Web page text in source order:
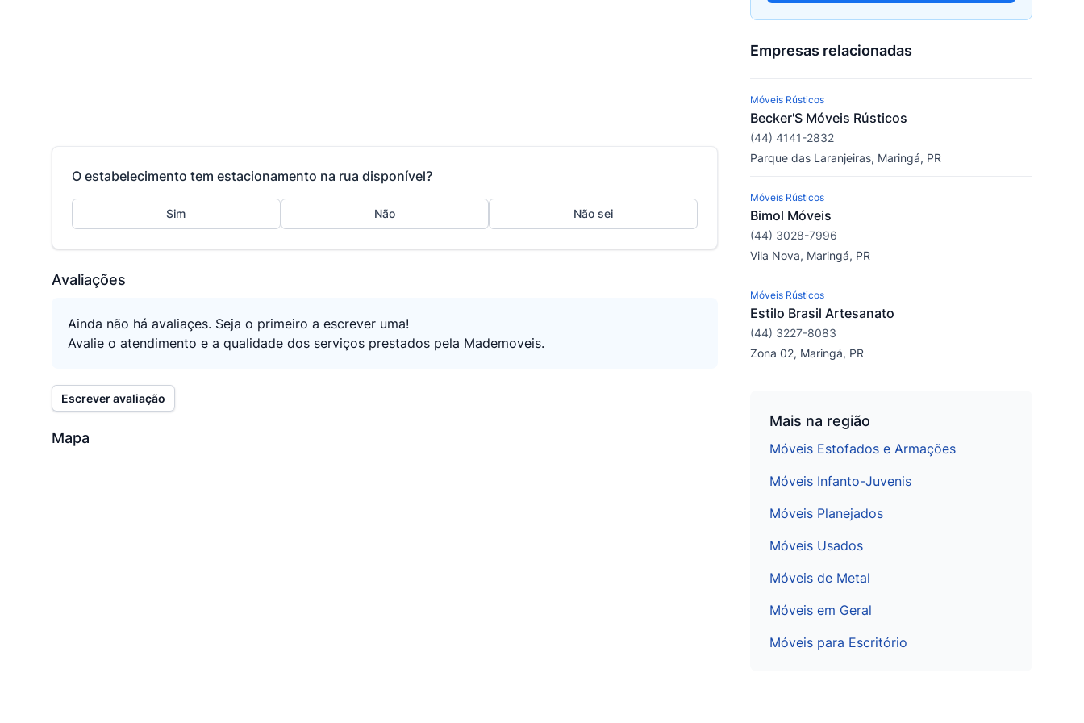
O estabelecimento tem estacionamento na rua disponível?
Sim Não Não sei
Avaliações
Ainda não há avaliaçes. Seja o primeiro a escrever uma!
Avalie o atendimento e a qualidade dos serviços prestados pela Mademoveis.
Escrever avaliação
Mapa
Empresas relacionadas
Móveis Rústicos
Becker'S Móveis Rústicos
(44) 4141-2832
Parque das Laranjeiras, Maringá, PR
Móveis Rústicos
Bimol Móveis
(44) 3028-7996
Vila Nova, Maringá, PR
Móveis Rústicos
Estilo Brasil Artesanato
(44) 3227-8083
Zona 02, Maringá, PR
Mais na região
Móveis Estofados e Armações
Móveis Infanto-Juvenis
Móveis Planejados
Móveis Usados
Móveis de Metal
Móveis em Geral
Móveis para Escritório